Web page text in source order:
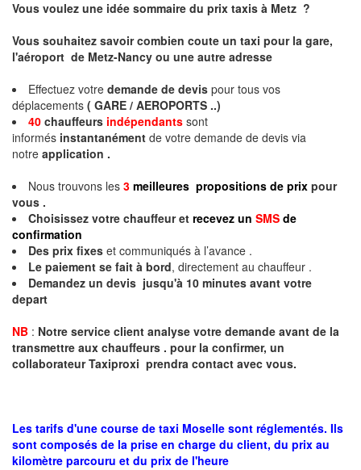
Vous voulez une idée sommaire du prix taxis à Metz ?
Vous souhaitez savoir combien coute un taxi pour la gare,
l'aéroport de Metz-Nancy ou une autre adresse
Effectuez votre demande de devis pour tous vos
déplacements ( GARE / AEROPORTS ..)
40 chauffeurs indépendants sont
informés instantanément de votre demande de devis via
notre application .
Nous trouvons les 3 meilleures propositions de prix pour
vous .
Choisissez votre chauffeur et recevez un SMS de
confirmation
Des prix fixes et communiqués à l’avance .
Le paiement se fait à bord, directement au chauffeur .
Demandez un devis jusqu'à 10 minutes avant votre
depart
NB : Notre service client analyse votre demande avant de la
transmettre aux chauffeurs . pour la confirmer, un
collaborateur Taxiproxi prendra contact avec vous.
Les tarifs d'une course de taxi Moselle sont réglementés. Ils
sont composés de la prise en charge du client, du prix au
kilomètre parcouru et du prix de l'heure